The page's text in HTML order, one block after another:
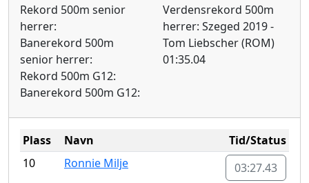
Rekord 500m senior
herrer:
Banerekord 500m
senior herrer:
Rekord 500m G12:
Banerekord 500m G12:
Verdensrekord 500m
herrer: Szeged 2019 -
Tom Liebscher (ROM)
01:35.04
Plass Navn
Tid/Status
10
Ronnie Milje 03:27.43